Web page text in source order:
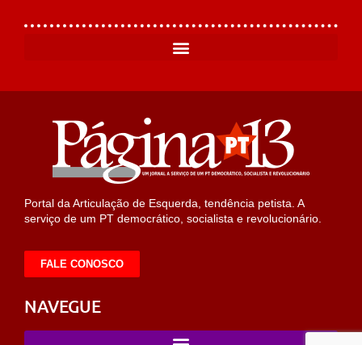
Portal da Articulação de Esquerda, tendência petista. A
serviço de um PT democrático, socialista e revolucionário.
FALE CONOSCO
NAVEGUE